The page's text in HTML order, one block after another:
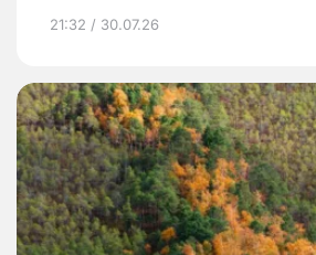
21:32 / 30.07.26